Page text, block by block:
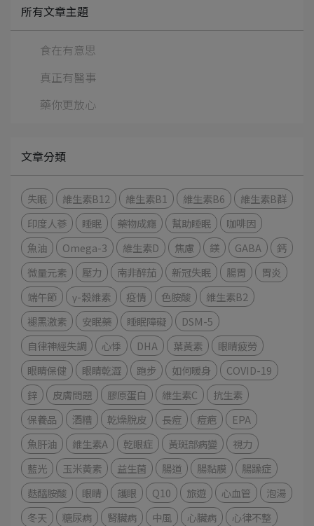
所有文章主題
食在有意思
真正有醫事
藥你更放心
文章分類
失眠 維生素B12 維生素B1 維生素B6
維生素B群
印度人蔘
睡眠 藥物成癮 幫助睡眠
咖啡因
魚油
Omega-3 維生素D 焦慮 鎂 GABA
鈣
微量元素
壓力 南非醉茄 新冠失眠 腸胃
胃炎
端午節
γ-穀維素 疫情 色胺酸
維生素B2
褪黑激素
安眠藥 睡眠障礙
DSM-5
自律神經失調
心悸 DHA 葉黃素
眼睛疲勞
眼睛保健
眼睛乾澀 跑步 如何暖身
COVID-19
鋅
皮膚問題 膠原蛋白 維生素C
抗生素
保養品
酒糟 乾燥脫皮 長痘 痘疤
EPA
魚肝油
維生素A 乾眼症 黃斑部病變
視力
藍光
玉米黃素 益生菌 腸道 腸黏膜
腸躁症
麩醯胺酸
眼睛 護眼 Q10 旅遊 心血管
泡湯
冬天
糖尿病 腎臟病 中風 心臟病
心律不整